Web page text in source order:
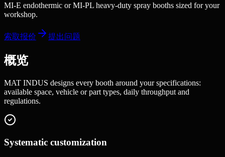
MI-E endothermic or MI-PL heavy-duty spray booths sized for your
workshop.
索取报价 提出问题
概览
MAT INDUS designs every booth around your specifications:
available space, vehicle or part types, daily throughput and
regulations.
Systematic customization